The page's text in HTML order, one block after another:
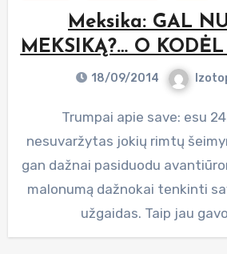
Meksika: GAL
MEKSIKĄ?… O
18/09/2014
Trumpai apie save: esu 24 m vyrukas,
nesuvaržytas jokių rimtų
gan dažnai pasiduodu
malonumą dažnokai tenkinti
užgaidas. Taip jau